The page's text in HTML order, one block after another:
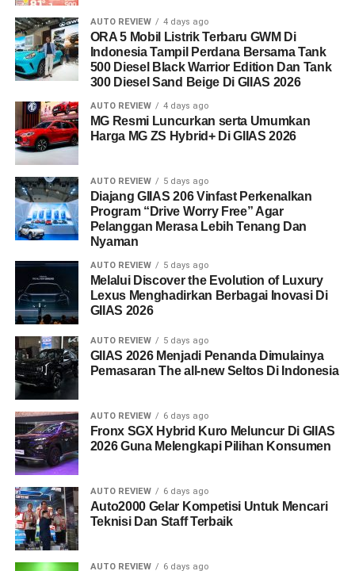
AUTO REVIEW 4 days ago
ORA 5 Mobil Listrik Terbaru GWM Di
Indonesia Tampil Perdana Bersama Tank
500 Diesel Black Warrior Edition Dan Tank
300 Diesel Sand Beige Di GIIAS 2026
AUTO REVIEW 4 days ago
MG Resmi Luncurkan serta Umumkan
Harga MG ZS Hybrid+ Di GIIAS 2026
AUTO REVIEW 5 days ago
Diajang GIIAS 206 Vinfast Perkenalkan
Program “Drive Worry Free” Agar
Pelanggan Merasa Lebih Tenang Dan
Nyaman
AUTO REVIEW 5 days ago
Melalui Discover the Evolution of Luxury
Lexus Menghadirkan Berbagai Inovasi Di
GIIAS 2026
AUTO REVIEW 5 days ago
GIIAS 2026 Menjadi Penanda Dimulainya
Pemasaran The all-new Seltos Di Indonesia
AUTO REVIEW 6 days ago
Fronx SGX Hybrid Kuro Meluncur Di GIIAS
2026 Guna Melengkapi Pilihan Konsumen
AUTO REVIEW 6 days ago
Auto2000 Gelar Kompetisi Untuk Mencari
Teknisi Dan Staff Terbaik
AUTO REVIEW 6 days ago